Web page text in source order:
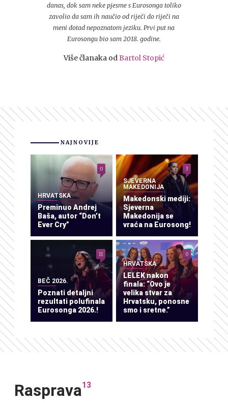
danas, dok sam neke pjesme s Eurosonga toliko
zavolio da sam ih naučio od riječi do riječi na
meni dotad nepoznatom jeziku. Prvi put na
Eurosongu bio sam 2018. godine.
Više članaka od Bartol Stopić
NAJNOVIJE
HRVATSKA
Preminuo Andrej
Baša, autor “Don’t
Ever Cry”
0
SJEVERNA
MAKEDONIJA
Makedonski mediji:
Sjeverna
Makedonija se
vraća na Eurosong!
3
BEČ 2026.
Poznati detaljni
rezultati polufinala
Eurosonga 2026.!
11
HRVATSKA
LELEK nakon
finala: “Ovo je
velika stvar za
Hrvatsku, ponosne
smo i sretne.”
0
Rasprava13